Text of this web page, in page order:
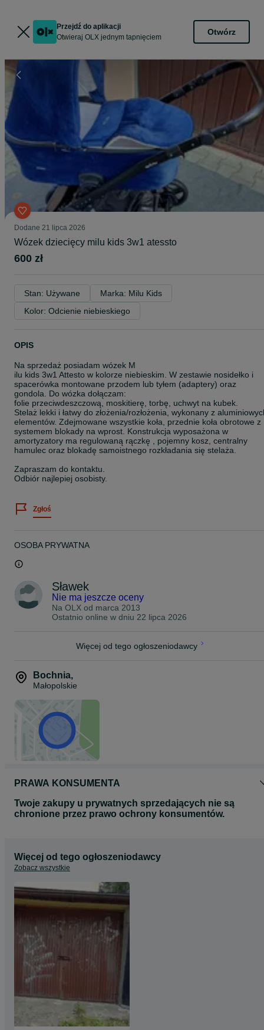
Przejdź do aplikacji
Otwieraj OLX jednym tapnięciem
Otwórz
Dodane 21 lipca 2026
Wózek dziecięcy milu kids 3w1 atessto
600 zł
Stan: Używane
Marka: Milu Kids
Kolor: Odcienie niebieskiego
OPIS
Na sprzedaż posiadam wózek M
ilu kids 3w1 Attesto w kolorze niebieskim. W zestawie nosidełko i
spacerówka montowane przodem lub tyłem (adaptery) oraz
gondola. Do wózka dołączam:
folie przeciwdeszczową, moskitierę, torbę, uchwyt na kubek.
Stelaż lekki i łatwy do złożenia/rozłożenia, wykonany z
elementów. Zdejmowane wszystkie koła, przednie koła obrotowe z
systemem blokady na wprost. Konstrukcja wyposażona w
amortyzatory ma regulowaną rączkę , pojemny kosz, centralny
hamulec oraz blokadę samoistnego rozkładania się stelaża.
Zapraszam do kontaktu.
Odbiór najlepiej osobisty.
Zgłoś
OSOBA PRYWATNA
Sławek
Nie ma jeszcze oceny
Na OLX od marca 2013
Ostatnio online w dniu 22 lipca 2026
Więcej od tego ogłoszeniodawcy
Bochnia,
Małopolskie
PRAWA KONSUMENTA
Twoje zakupy u prywatnych sprzedających nie są
chronione przez prawo ochrony konsumentów.
Więcej od tego ogłoszeniodawcy
Zobacz wszystkie